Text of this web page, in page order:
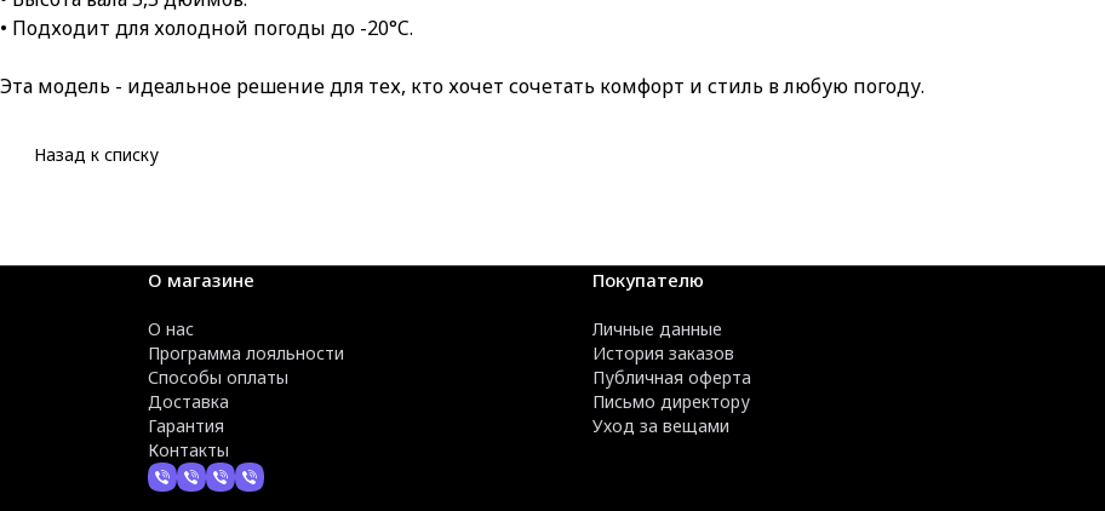
• Подходит для холодной погоды до -20°C.
Эта модель - идеальное решение для тех, кто хочет сочетать комфорт и стиль в любую погоду.
Назад к списку
О магазине
О нас
Программа лояльности
Способы оплаты
Доставка
Гарантия
Контакты
Покупателю
Личные данные
История заказов
Публичная оферта
Письмо директору
Уход за вещами